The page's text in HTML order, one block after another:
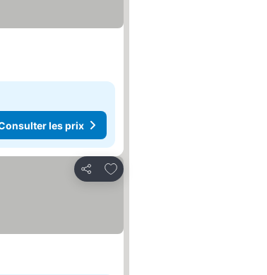
les prix
Partager
Ajouter à mes favoris